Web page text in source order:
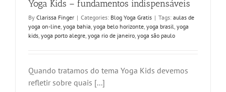
Yoga Kids – fundamentos indispensáveis
By Clarissa Finger | Categories: Blog Yoga Gratis | Tags: aulas de
yoga on-line yoga bahia yoga belo horizonte yoga brasil yoga
kids yoga porto alegre yoga rio de janeiro yoga são paulo
Quando tratamos do tema Yoga Kids devemos
refletir sobre quais [...]